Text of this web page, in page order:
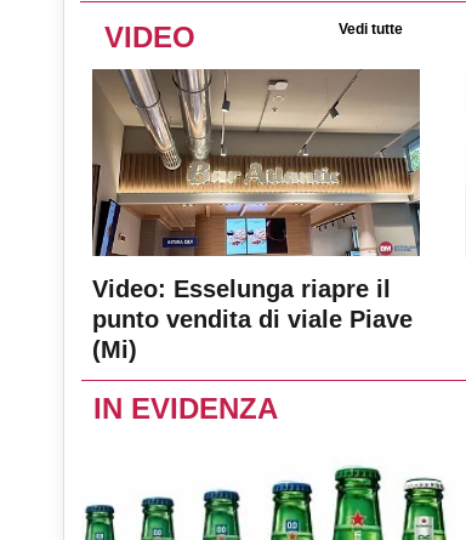
VIDEO Vedi tutte
Video: Esselunga riapre il
punto vendita di viale Piave
(Mi)
IN EVIDENZA